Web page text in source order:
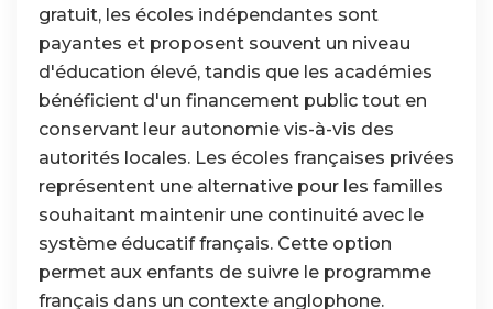
gratuit, les écoles indépendantes sont
payantes et proposent souvent un niveau
d'éducation élevé, tandis que les académies
bénéficient d'un financement public tout en
conservant leur autonomie vis-à-vis des
autorités locales. Les écoles françaises privées
représentent une alternative pour les familles
souhaitant maintenir une continuité avec le
système éducatif français. Cette option
permet aux enfants de suivre le programme
français dans un contexte anglophone.